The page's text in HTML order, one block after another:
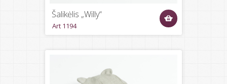
Šalikėlis „Willy“
Art 1194